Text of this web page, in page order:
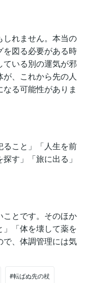
れません。本当の
図る必要がある時
いる別の運気が邪
、これから先の人
る可能性がありま
ること」「人生を前
す」「旅に出る」
とです。そのほか
」「体を壊して薬を
、体調管理には気
#転ばぬ先の杖